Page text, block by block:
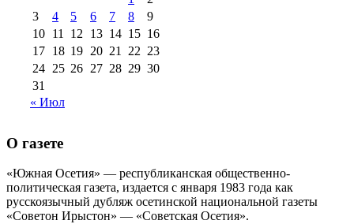
августа 2013 г
(12)
3
4 5 6 7 8
9
10 11 12 13 14 15 16
17 18 19 20 21 22 23
24 25 26 27 28 29 30
31
« Июл
О газете
«Южная Осетия» — республиканская общественно-
политическая газета, издается с января 1983 года как
русскоязычный дубляж осетинской национальной газеты
«Советон Ирыстон» — «Советская Осетия».